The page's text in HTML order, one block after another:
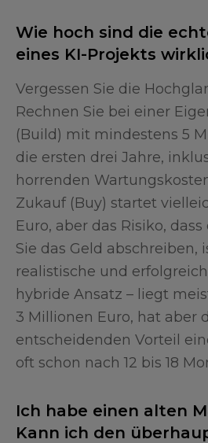
Wie hoch sind die
eines KI-Projekts
Vergessen Sie die
Rechnen Sie bei einer
(Build) mit mindestens 5
die ersten drei Jahre,
horrenden
Zukauf (Buy) startet
Euro, aber das Risiko,
Sie das Geld abschreiben,
realistische und
hybride Ansatz – liegt
3 Millionen Euro, hat aber
entscheidenden Vorteil
oft schon nach 12 bis 18
Ich habe einen alten
Kann ich den